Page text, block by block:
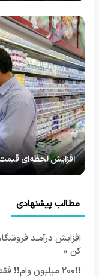
افزایش لحظه‌ای قیمت
مطالب پیشنهادی
افزایش درآمـد
کن »
❗❗200 میلیون وام❗❗ فقط با احراز هویت